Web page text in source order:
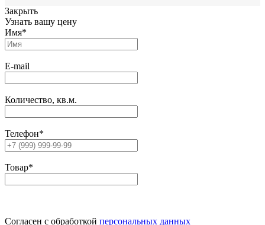
Закрыть
Узнать вашу цену
Имя*
E-mail
Количество, кв.м.
Телефон*
Товар*
Согласен с обработкой персональных данных